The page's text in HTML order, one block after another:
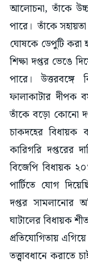
আলোচনা, তাঁকে
পারে। তাঁকে
ঘোষকে ডেপুটি করা
শিক্ষা দপ্তর ভেঙে
পারে।
ফালাকাটার দীপক
তাঁকে বড়ো কোনো
চাকদহের বিধায়ক
কারিগরি দপ্তরের
বিজেপি বিধায়ক
পার্টিতে যোগ
দপ্তর সামলানোর
ঘাটালের বিধায়ক
প্রতিযোগিতায়
তত্ত্বাবধানে করাতে